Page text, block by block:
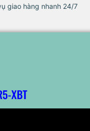
giao hàng nhanh 24/7
XBT